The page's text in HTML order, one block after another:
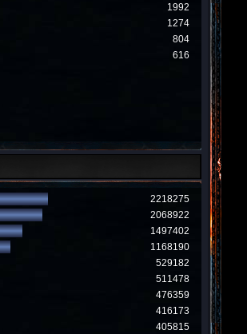
1992
1274
804
616
2218275
2068922
1497402
1168190
529182
511478
476359
416173
405815